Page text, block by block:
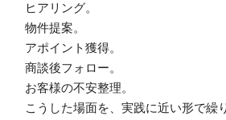
ヒアリング。
物件提案。
アポイント獲得。
商談後フォロー。
お客様の不安整理。
こうした場面を、実践に近い形で繰